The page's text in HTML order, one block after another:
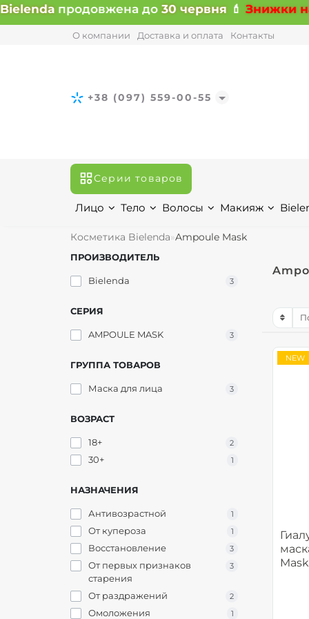
продовжена до30 червня💄 Знижки на
О компании Доставка и оплата Контакты
+38 (097) 559-00-55
Серии товаров
Лицо Тело Волосы Макияж
Косметика Bielenda Ampoule Mask
ПРОИЗВОДИТЕЛЬ
Bielenda 3
СЕРИЯ
AMPOULE MASK 3
ГРУППА ТОВАРОВ
Маска для лица 3
ВОЗРАСТ
18+ 2
30+ 1
НАЗНАЧЕНИЯ
Антивозрастной 1
От купероза 1
Восстановление 3
От первых признаков
старения
3
От раздражений 2
Омоложения 1
Mask
NEW